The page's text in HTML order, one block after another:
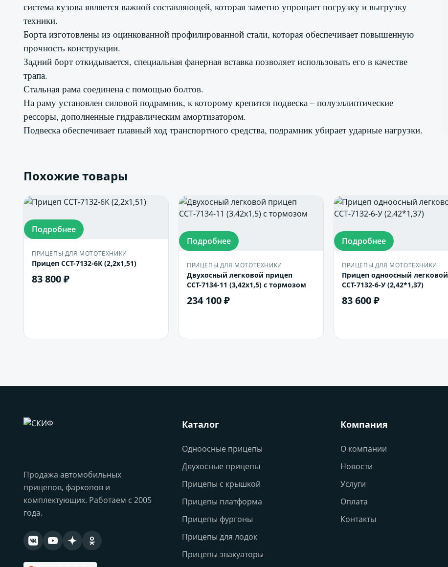
система кузова является важной составляющей, которая заметно упрощает погрузку и выгрузку
техники.
Борта изготовлены из оцинкованной профилированной стали, которая обеспечивает повышенную
прочность конструкции.
Задний борт откидывается, специальная фанерная вставка позволяет использовать его в качестве
трапа.
Стальная рама соединена с помощью болтов.
На раму установлен силовой подрамник, к которому крепится подвеска – полуэллиптические
рессоры, дополненные гидравлическим амортизатором.
Подвеска обеспечивает плавный ход транспортного средства, подрамник убирает ударные нагрузки.
Похожие товары
Подробнее
ПРИЦЕПЫ ДЛЯ МОТОТЕХНИКИ
Прицеп ССТ-7132-6К (2,2х1,51)
83 800 ₽
Подробнее
ПРИЦЕПЫ ДЛЯ МОТОТЕХНИКИ
Двухосный легковой прицеп
ССТ-7134-11 (3,42х1,5) с тормозом
234 100 ₽
Подробнее
ПРИЦЕПЫ ДЛЯ МОТОТЕХНИКИ
Прицеп одноосный легковой
ССТ-7132-6-У (2,42*1,37)
83 600 ₽
Продажа автомобильных
прицепов, фаркопов и
комплектующих. Работаем с 2005
года.
Каталог
Одноосные прицепы
Двухосные прицепы
Прицепы с крышкой
Прицепы платформа
Прицепы фургоны
Прицепы для лодок
Прицепы эвакуаторы
Компания
О компании
Новости
Услуги
Оплата
Контакты